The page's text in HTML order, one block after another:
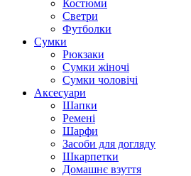
Костюми
Светри
Футболки
Сумки
Рюкзаки
Сумки жіночі
Сумки чоловічі
Аксеcуари
Шапки
Ремені
Шарфи
Засоби для догляду
Шкарпетки
Домашнє взуття